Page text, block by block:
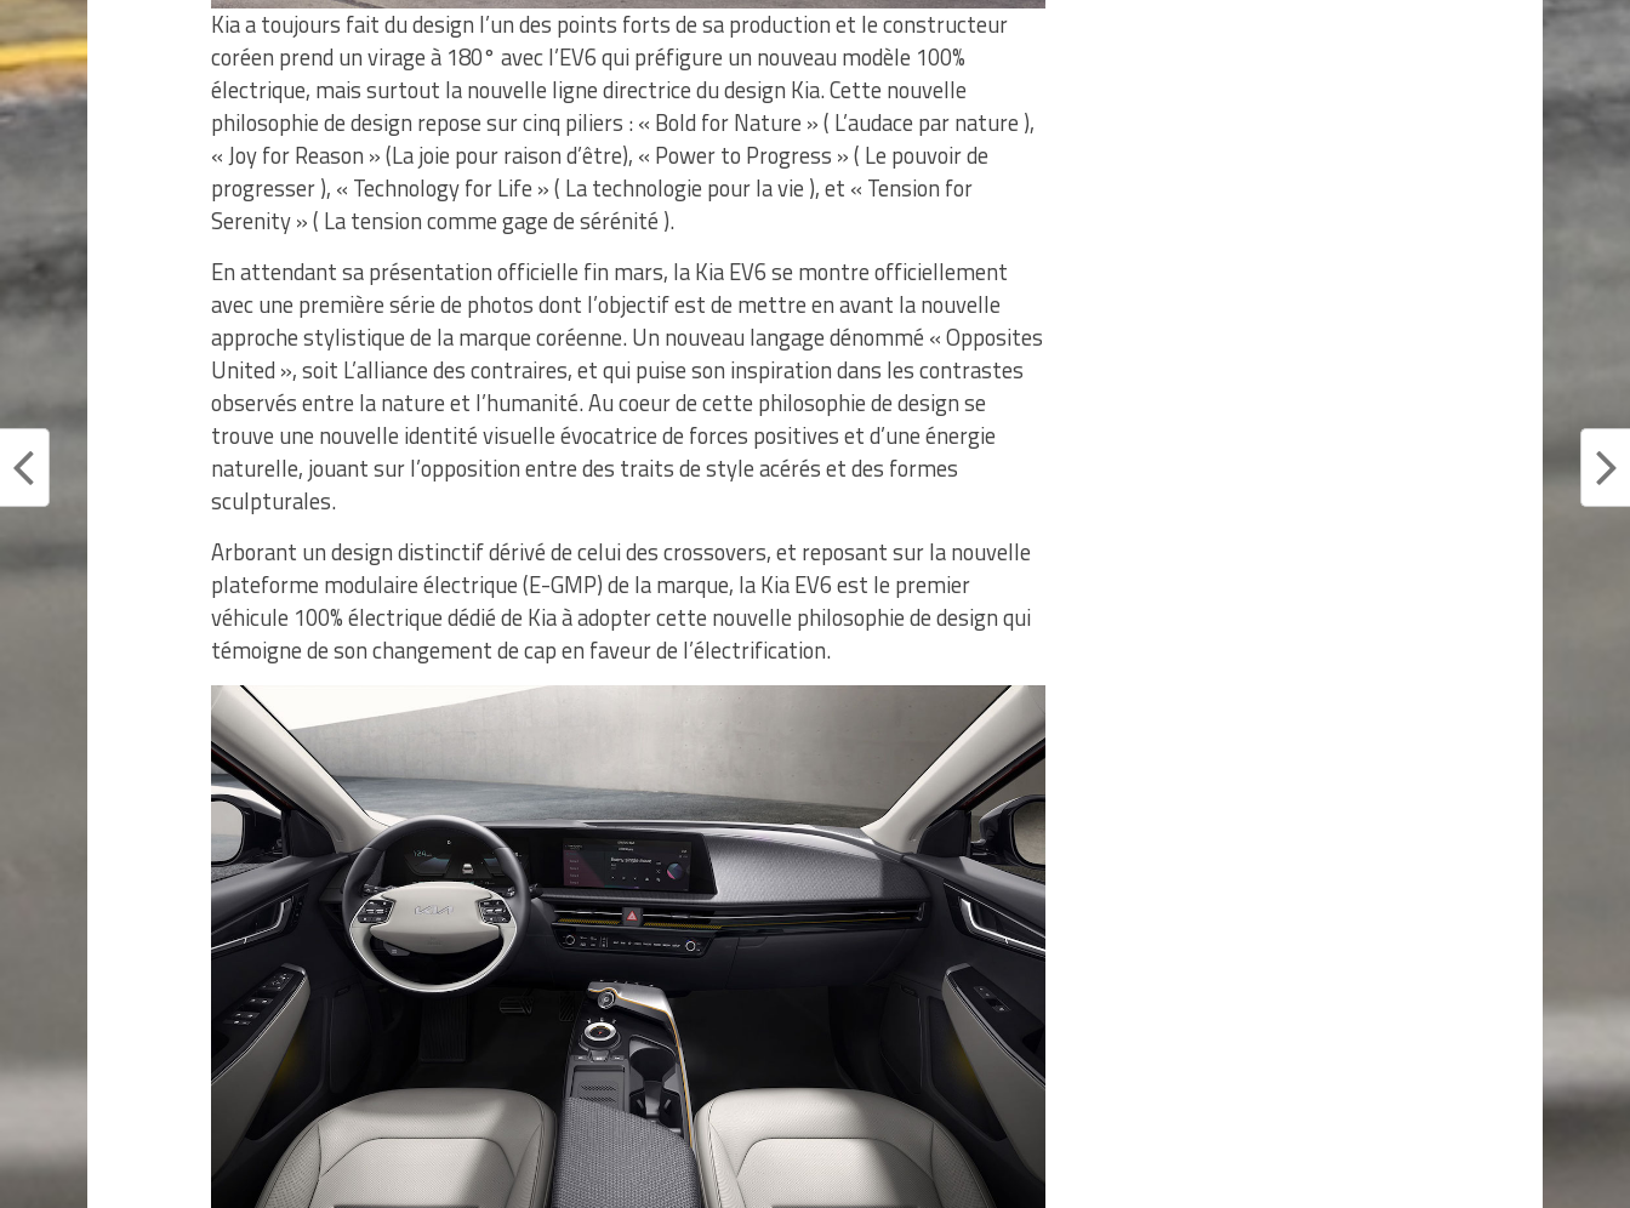
Kia a toujours fait du design l’un des points forts de sa production et le constructeur
coréen prend un virage à 180° avec l’EV6 qui préfigure un nouveau modèle 100%
électrique, mais surtout la nouvelle ligne directrice du design Kia. Cette nouvelle
philosophie de design repose sur cinq piliers : « Bold for Nature » ( L’audace par nature ),
« Joy for Reason » (La joie pour raison d’être), « Power to Progress » ( Le pouvoir de
progresser ), « Technology for Life » ( La technologie pour la vie ), et « Tension for
Serenity » ( La tension comme gage de sérénité ).
En attendant sa présentation officielle fin mars, la Kia EV6 se montre officiellement
avec une première série de photos dont l’objectif est de mettre en avant la nouvelle
approche stylistique de la marque coréenne. Un nouveau langage dénommé « Opposites
United », soit L’alliance des contraires, et qui puise son inspiration dans les contrastes
observés entre la nature et l’humanité. Au coeur de cette philosophie de design se
trouve une nouvelle identité visuelle évocatrice de forces positives et d’une énergie
naturelle, jouant sur l’opposition entre des traits de style acérés et des formes
sculpturales.
Arborant un design distinctif dérivé de celui des crossovers, et reposant sur la nouvelle
plateforme modulaire électrique (E-GMP) de la marque, la Kia EV6 est le premier
véhicule 100% électrique dédié de Kia à adopter cette nouvelle philosophie de design qui
témoigne de son changement de cap en faveur de l’électrification.